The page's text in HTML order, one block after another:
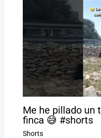
Me he pillado un
finca 😅 #shorts
Shorts